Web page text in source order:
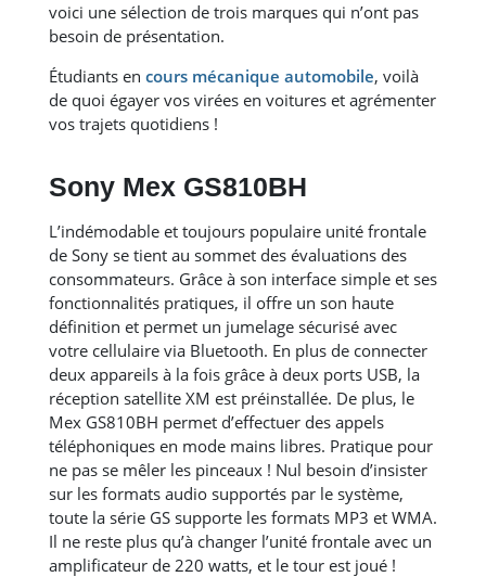
voici une sélection de trois marques qui n’ont pas
besoin de présentation.
Étudiants en cours mécanique automobile, voilà
de quoi égayer vos virées en voitures et agrémenter
vos trajets quotidiens !
Sony Mex GS810BH
L’indémodable et toujours populaire unité frontale
de Sony se tient au sommet des évaluations des
consommateurs. Grâce à son interface simple et ses
fonctionnalités pratiques, il offre un son haute
définition et permet un jumelage sécurisé avec
votre cellulaire via Bluetooth. En plus de connecter
deux appareils à la fois grâce à deux ports USB, la
réception satellite XM est préinstallée. De plus, le
Mex GS810BH permet d’effectuer des appels
téléphoniques en mode mains libres. Pratique pour
ne pas se mêler les pinceaux ! Nul besoin d’insister
sur les formats audio supportés par le système,
toute la série GS supporte les formats MP3 et WMA.
Il ne reste plus qu’à changer l’unité frontale avec un
amplificateur de 220 watts, et le tour est joué !